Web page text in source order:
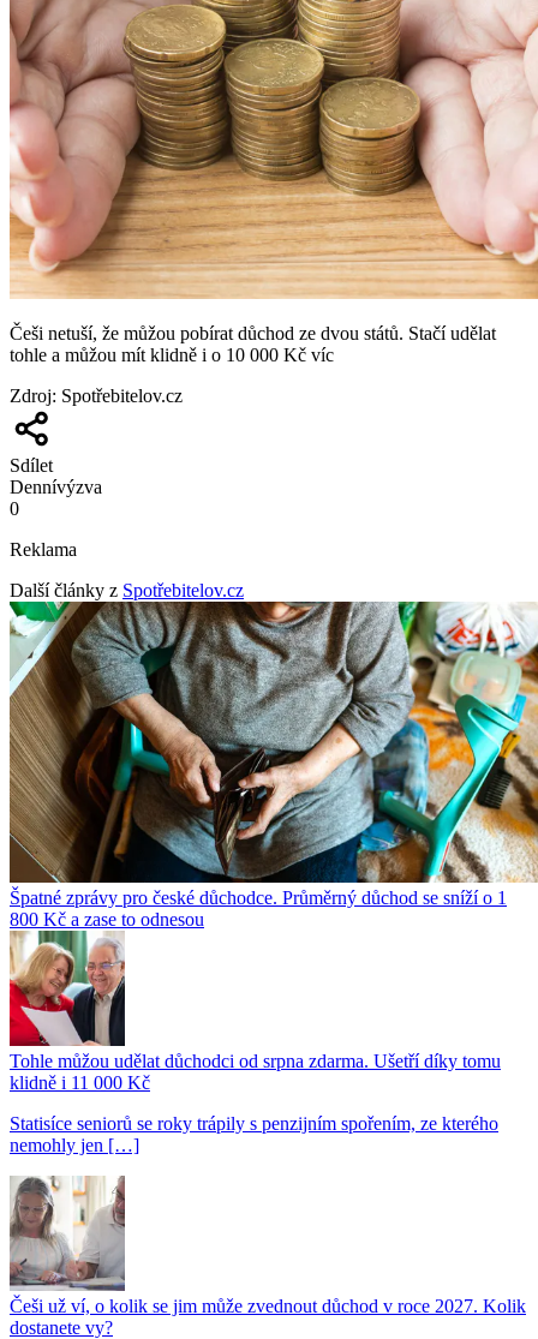
Češi netuší, že můžou pobírat důchod ze dvou států. Stačí udělat
tohle a můžou mít klidně i o 10 000 Kč víc
Zdroj: Spotřebitelov.cz
Sdílet
Dennívýzva
0
Reklama
Další články z Spotřebitelov.cz
Špatné zprávy pro české důchodce. Průměrný důchod se sníží o 1
800 Kč a zase to odnesou
Tohle můžou udělat důchodci od srpna zdarma. Ušetří díky tomu
klidně i 11 000 Kč
Statisíce seniorů se roky trápily s penzijním spořením, ze kterého
nemohly jen […]
Češi už ví, o kolik se jim může zvednout důchod v roce 2027. Kolik
dostanete vy?